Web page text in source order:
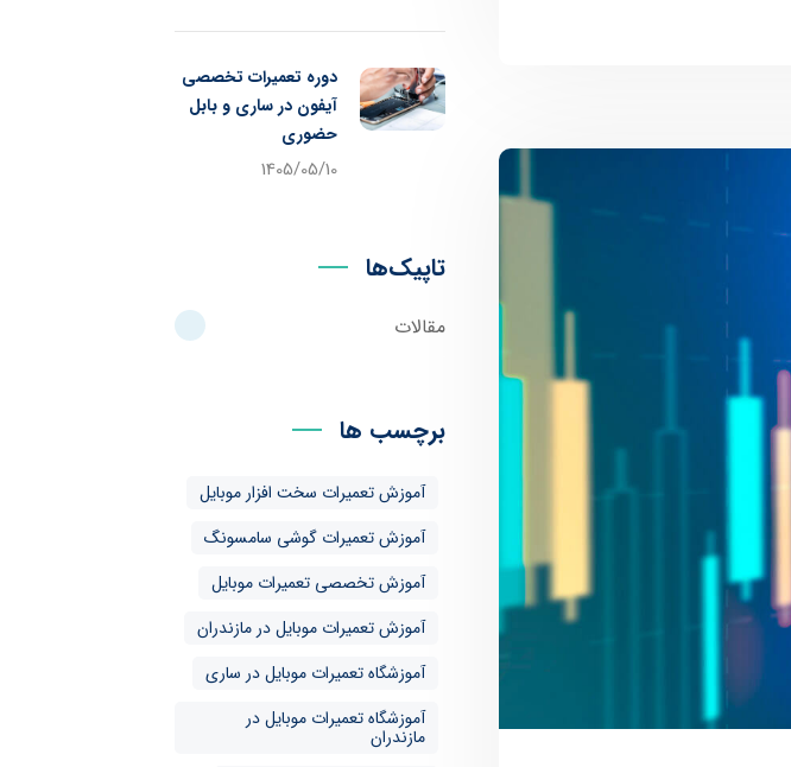
دوره تعمیرات تخصصی
آیفون در ساری و بابل
حضوری
1405/05/10
تاپیک‌ها
مقالات
برچسب ها
آموزش تعمیرات سخت افزار موبایل
آموزش تعمیرات گوشی سامسونگ
آموزش تخصصی تعمیرات موبایل
آموزش تعمیرات موبایل در مازندران
آموزشگاه تعمیرات موبایل در ساری
آموزشگاه تعمیرات موبایل در
مازندران